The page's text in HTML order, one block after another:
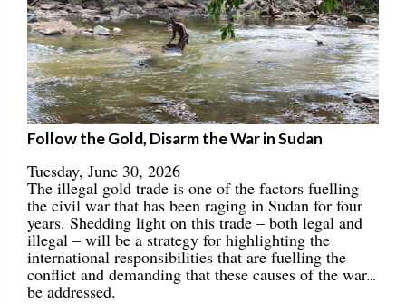
Follow the Gold, Disarm the War in Sudan
Tuesday, June 30, 2026
The illegal gold trade is one of the factors fuelling
the civil war that has been raging in Sudan for four
years. Shedding light on this trade – both legal and
illegal – will be a strategy for highlighting the
international responsibilities that are fuelling the
conflict and demanding that these causes of the war
be addressed.